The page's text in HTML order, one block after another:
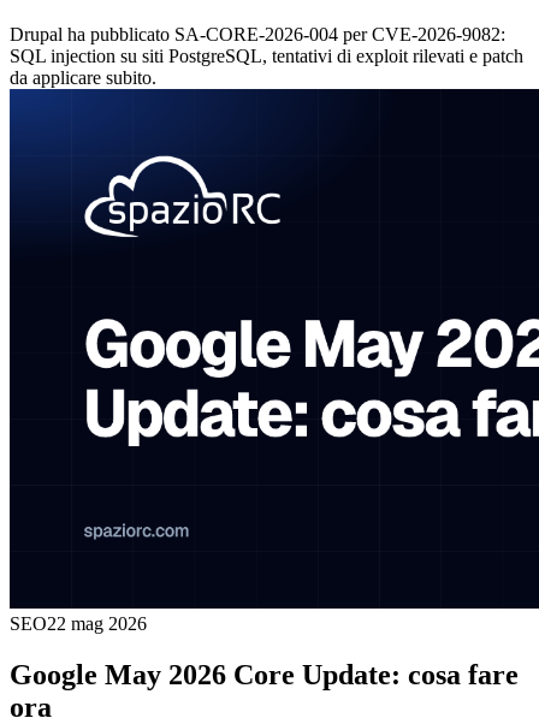
Drupal ha pubblicato SA-CORE-2026-004 per CVE-2026-9082:
SQL injection su siti PostgreSQL, tentativi di exploit rilevati e patch
da applicare subito.
SEO22 mag 2026
Google May 2026 Core Update: cosa fare
ora